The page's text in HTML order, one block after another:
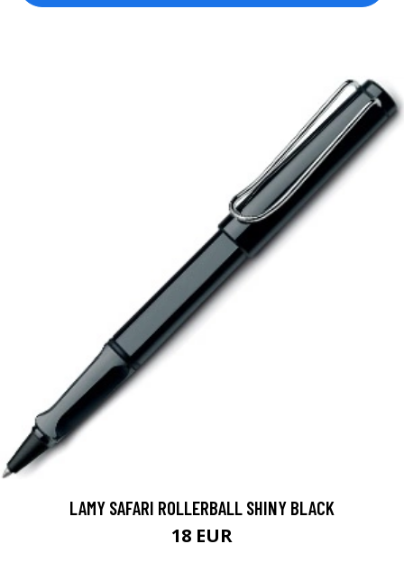
LAMY SAFARI ROLLERBALL SHINY BLACK
18 EUR